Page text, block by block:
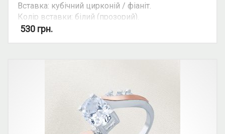
Вставка: кубічний цирконій / фіаніт.
Колір вставки: білий (прозорий).
Вид: овальний камінь.
530 грн.